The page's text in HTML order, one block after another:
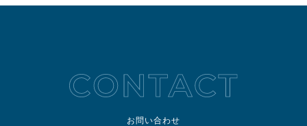
お問い合わせ